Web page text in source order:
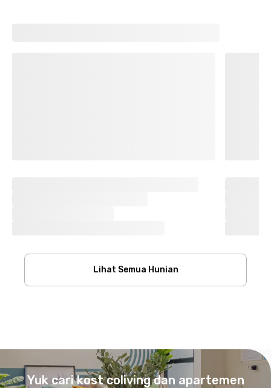
Lihat Semua Hunian
Yuk cari kost coliving dan apartemen